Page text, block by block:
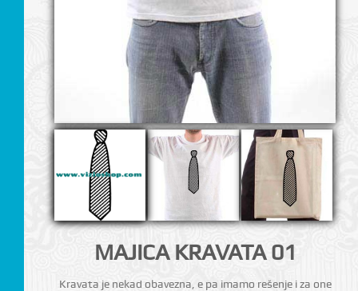
MAJICA KRAVATA 01
Kravata je nekad obavezna, e pa imamo rešenje i za one